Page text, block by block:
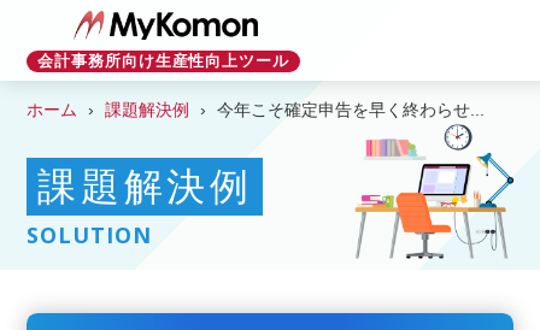
会計事務所向け生産性向上ツール
ホーム 課題解決例 今年こそ確定申告を早く終わらせ...
課題解決例
SOLUTION